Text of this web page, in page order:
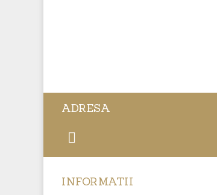
ADRESA
INFORMATII